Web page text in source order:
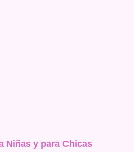
Niñas y para Chicas